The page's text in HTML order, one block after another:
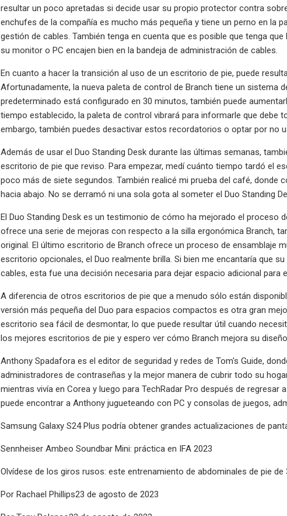
resultar un poco apretadas si decide usar su propio protector contra
enchufes de la compañía es mucho más pequeña y tiene un perno en la
gestión de cables. También tenga en cuenta que es posible que tenga
su monitor o PC encajen bien en la bandeja de administración de cables.
En cuanto a hacer la transición al uso de un escritorio de pie, puede
Afortunadamente, la nueva paleta de control de Branch tiene un sistema
predeterminado está configurado en 30 minutos, también puede
tiempo establecido, la paleta de control vibrará para informarle que
embargo, también puedes desactivar estos recordatorios o optar por no
Además de usar el Duo Standing Desk durante las últimas semanas,
escritorio de pie que reviso. Para empezar, medí cuánto tiempo tardó el
poco más de siete segundos. También realicé mi prueba del café,
hacia abajo. No se derramó ni una sola gota al someter el Duo Standing
El Duo Standing Desk es un testimonio de cómo ha mejorado el proceso
ofrece una serie de mejoras con respecto a la silla ergonómica Branch,
original. El último escritorio de Branch ofrece un proceso de ensamblaje
escritorio opcionales, el Duo realmente brilla. Si bien me encantaría que
cables, esta fue una decisión necesaria para dejar espacio adicional para
A diferencia de otros escritorios de pie que a menudo sólo están
versión más pequeña del Duo para espacios compactos es otra gran
escritorio sea fácil de desmontar, lo que puede resultar útil cuando
los mejores escritorios de pie y espero ver cómo Branch mejora su
Anthony Spadafora es el editor de seguridad y redes de Tom's Guide,
administradores de contraseñas y la mejor manera de cubrir todo su
mientras vivía en Corea y luego para TechRadar Pro después de regresar
puede encontrar a Anthony jugueteando con PC y consolas de juegos,
Samsung Galaxy S24 Plus podría obtener grandes actualizaciones de
Sennheiser Ambeo Soundbar Mini: práctica en IFA 2023
Olvídese de los giros rusos: este entrenamiento de abdominales de pie
Por Rachael Phillips23 de agosto de 2023